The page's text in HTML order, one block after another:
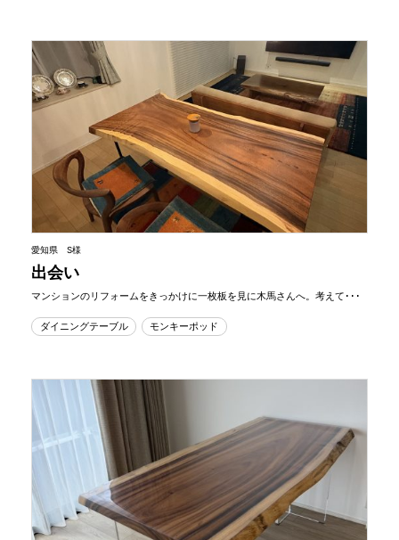
愛知県 S様
出会い
マンションのリフォームをきっかけに一枚板を見に木馬さんへ。考えて･･･
ダイニングテーブル モンキーポッド